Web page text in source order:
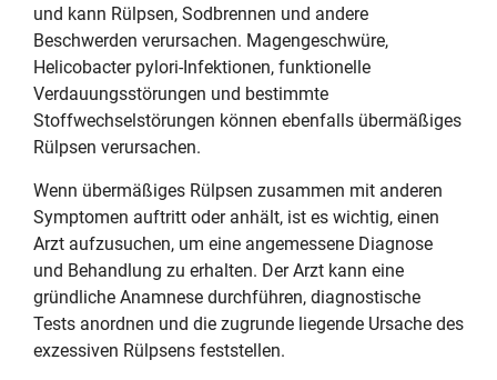
und kann Rülpsen, Sodbrennen und andere
Beschwerden verursachen. Magengeschwüre,
Helicobacter pylori-Infektionen, funktionelle
Verdauungsstörungen und bestimmte
Stoffwechselstörungen können ebenfalls übermäßiges
Rülpsen verursachen.
Wenn übermäßiges Rülpsen zusammen mit anderen
Symptomen auftritt oder anhält, ist es wichtig, einen
Arzt aufzusuchen, um eine angemessene Diagnose
und Behandlung zu erhalten. Der Arzt kann eine
gründliche Anamnese durchführen, diagnostische
Tests anordnen und die zugrunde liegende Ursache des
exzessiven Rülpsens feststellen.